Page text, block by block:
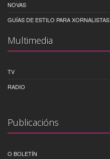
NOVAS
GUÍAS DE ESTILO PARA XORNALISTAS
Multimedia
TV
RADIO
Publicacións
O BOLETÍN